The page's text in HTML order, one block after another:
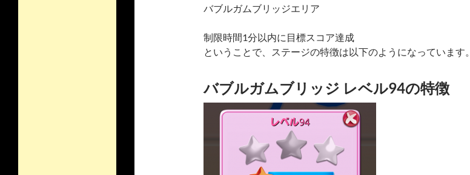
バブルガムブリッジエリア
制限時間1分以内に目標スコア達成
ということで、ステージの特徴は以下のようになっています。
バブルガムブリッジ レベル94の特徴